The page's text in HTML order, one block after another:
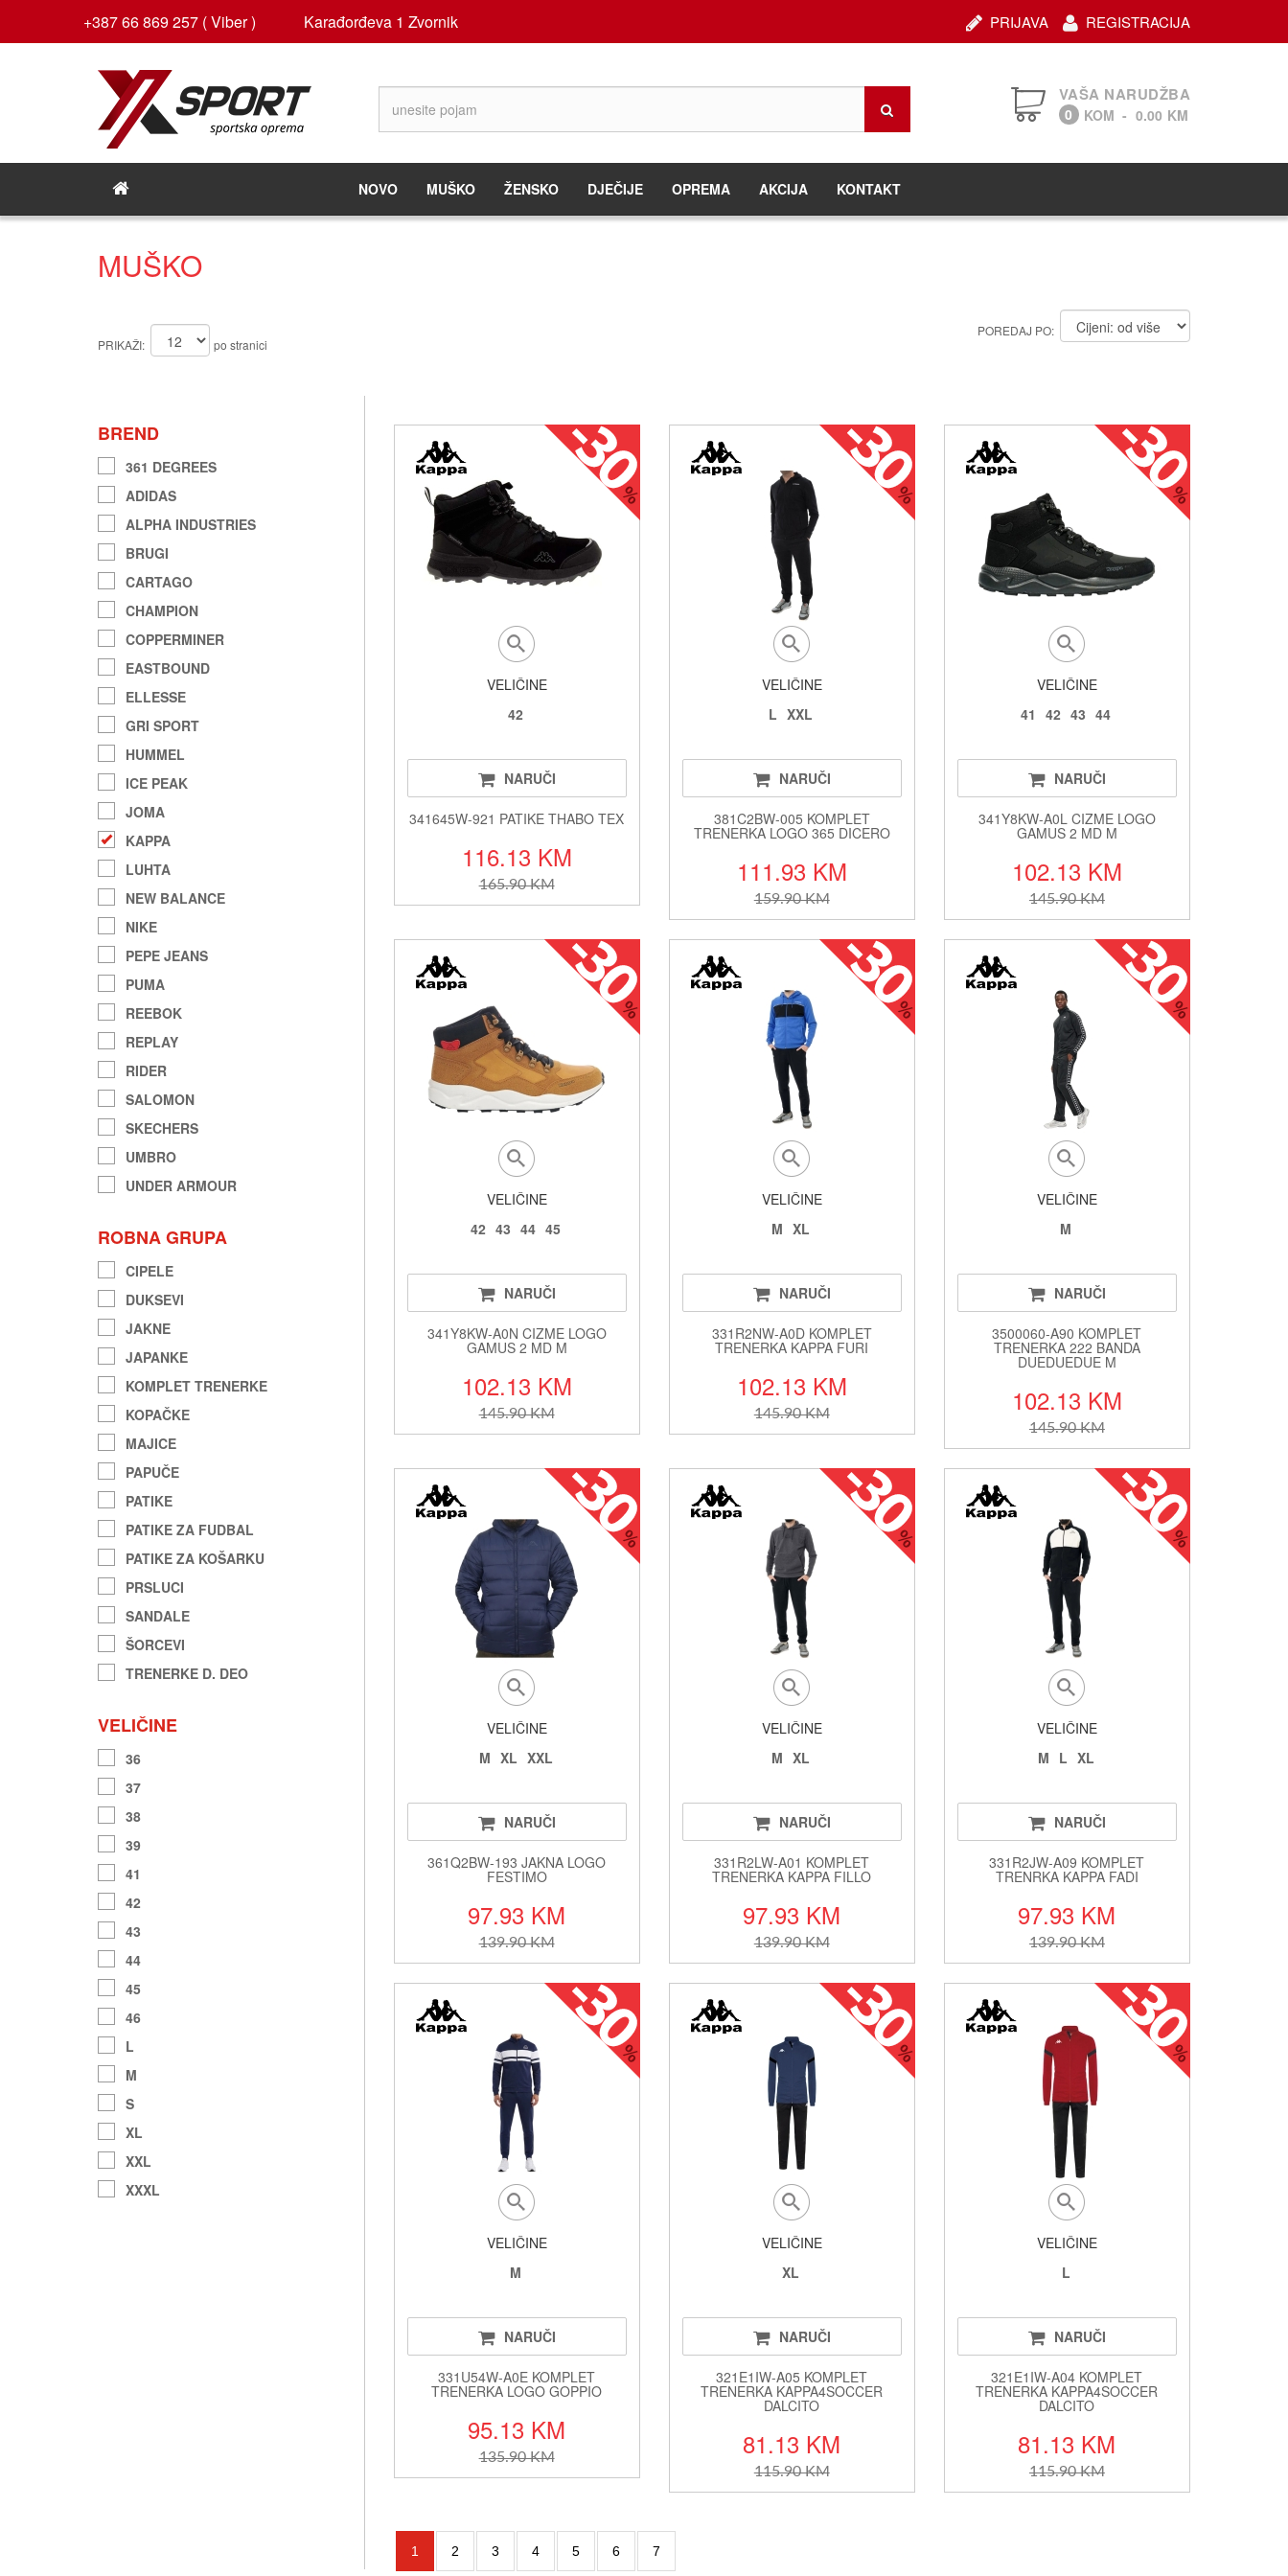
+387 66 869 257 ( Viber ) Karađorđeva 1 Zvornik REGISTRACIJA
PRIJAVA
VAŠA NARUDŽBA
0 KOM - 0.00 KM
NOVO MUŠKO ŽENSKO DJEČIJE OPREMA AKCIJA KONTAKT
MUŠKO
PRIKAŽI: po stranici
POREDAJ PO:
BREND
361 DEGREES
ADIDAS
ALPHA INDUSTRIES
BRUGI
CARTAGO
CHAMPION
COPPERMINER
EASTBOUND
ELLESSE
GRI SPORT
HUMMEL
ICE PEAK
JOMA
KAPPA
LUHTA
NEW BALANCE
NIKE
PEPE JEANS
PUMA
REEBOK
REPLAY
RIDER
SALOMON
SKECHERS
UMBRO
UNDER ARMOUR
ROBNA GRUPA
CIPELE
DUKSEVI
JAKNE
JAPANKE
KOMPLET TRENERKE
KOPAČKE
MAJICE
PAPUČE
PATIKE
PATIKE ZA FUDBAL
PATIKE ZA KOŠARKU
PRSLUCI
SANDALE
ŠORCEVI
TRENERKE D. DEO
VELIČINE
36
37
38
39
41
42
43
44
45
46
L
M
S
XL
XXL
XXXL
VELIČINE
42
NARUČI
341645W-921 PATIKE THABO TEX
116.13 KM
165.90 KM
VELIČINE
L XXL
NARUČI
381C2BW-005 KOMPLET
TRENERKA LOGO 365 DICERO
111.93 KM
159.90 KM
VELIČINE
41
42 43 44
NARUČI
341Y8KW-A0L CIZME LOGO
GAMUS 2 MD M
102.13 KM
145.90 KM
VELIČINE
42 43 44 45
NARUČI
341Y8KW-A0N CIZME LOGO
GAMUS 2 MD M
102.13 KM
145.90 KM
VELIČINE
M XL
NARUČI
331R2NW-A0D KOMPLET
TRENERKA KAPPA FURI
102.13 KM
145.90 KM
VELIČINE
M
NARUČI
3500060-A90 KOMPLET
TRENERKA 222 BANDA
DUEDUEDUE M
102.13 KM
145.90 KM
VELIČINE
M XL XXL
NARUČI
361Q2BW-193 JAKNA LOGO
FESTIMO
97.93 KM
139.90 KM
VELIČINE
M XL
NARUČI
331R2LW-A01 KOMPLET
TRENERKA KAPPA FILLO
97.93 KM
139.90 KM
VELIČINE
M L XL
NARUČI
331R2JW-A09 KOMPLET
TRENRKA KAPPA FADI
97.93 KM
139.90 KM
VELIČINE
M
NARUČI
331U54W-A0E KOMPLET
TRENERKA LOGO GOPPIO
95.13 KM
135.90 KM
VELIČINE
XL
NARUČI
321E1IW-A05 KOMPLET
TRENERKA KAPPA4SOCCER
DALCITO
81.13 KM
115.90 KM
VELIČINE
L
NARUČI
321E1IW-A04 KOMPLET
TRENERKA KAPPA4SOCCER
DALCITO
81.13 KM
115.90 KM
1 2 3 4 5 6 7